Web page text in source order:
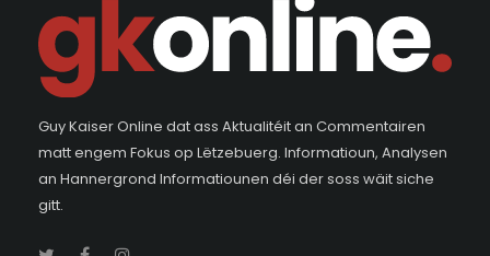
Guy Kaiser Online dat ass Aktualitéit an Commentairen
matt engem Fokus op Lëtzebuerg. Informatioun, Analysen
an Hannergrond Informatiounen déi der soss wäit siche
gitt.